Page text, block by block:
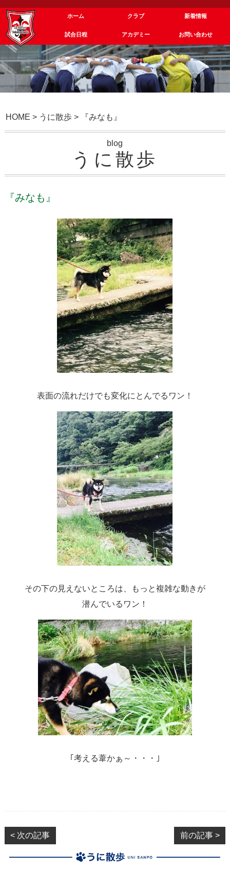
ホーム クラブ 新着情報
試合日程 アカデミー お問い合わせ
HOME > うに散歩 > 『みなも』
blog
うに散歩
『みなも』
表面の流れだけでも変化にとんでるワン！
その下の見えないところは、もっと複雑な動きが
潜んでいるワン！
｢考える葦かぁ～・・・｣
< 次の記事 前の記事 >